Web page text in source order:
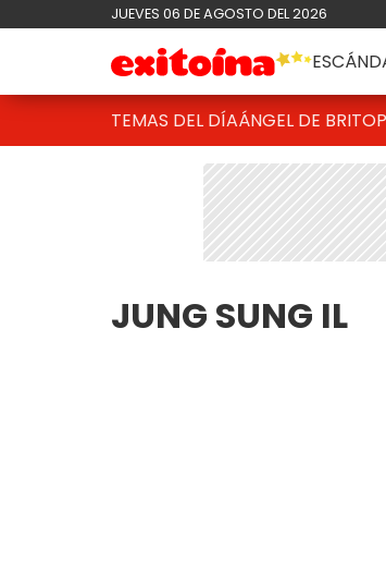
JUEVES 06 DE AGOSTO DEL 2026
TEMAS DEL DÍAÁNGEL DE BRITO
JUNG SUNG IL